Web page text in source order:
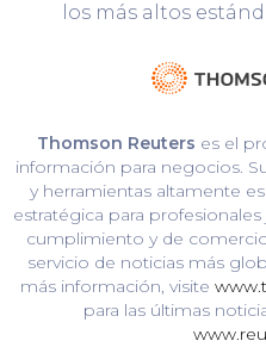
los más altos
Thomson Reuters es el
información para negocios.
y herramientas altamente
estratégica para
cumplimiento y de
servicio de noticias más
más información, visite
para las últimas